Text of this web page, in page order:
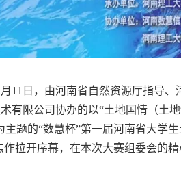
月11日，由河南省自然资源厅指导
有限公司协办的以“土地国情（土
主题的“数慧杯”第一届河南省大学
作拉开序幕，在本次大赛组委会的